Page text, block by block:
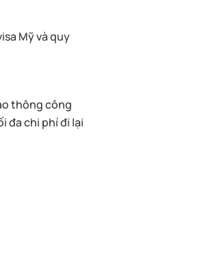
Mỹ và quy
thông công
đa chi phí đi lại